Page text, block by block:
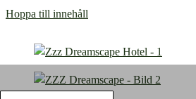
Hoppa till innehåll